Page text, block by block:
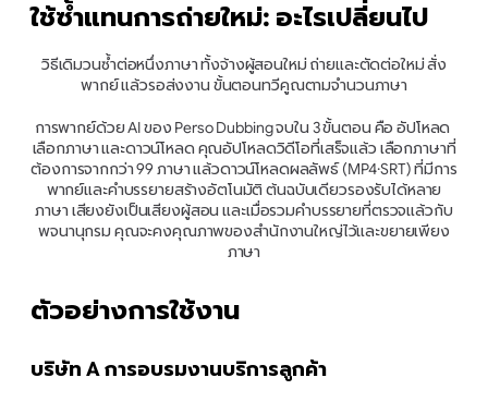
ใช้ซ้ำแทนการถ่ายใหม่: อะไรเปลี่ยนไป
วิธีเดิมวนซ้ำต่อหนึ่งภาษา ทั้งจ้างผู้สอนใหม่ ถ่ายและตัดต่อใหม่ สั่ง
พากย์ แล้วรอส่งงาน ขั้นตอนทวีคูณตามจำนวนภาษา
การพากย์ด้วย AI ของ Perso Dubbing จบใน 3 ขั้นตอน คือ อัปโหลด
เลือกภาษา และดาวน์โหลด คุณอัปโหลดวิดีโอที่เสร็จแล้ว เลือกภาษาที่
ต้องการจากกว่า 99 ภาษา แล้วดาวน์โหลดผลลัพธ์ (MP4·SRT) ที่มีการ
พากย์และคำบรรยายสร้างอัตโนมัติ ต้นฉบับเดียวรองรับได้หลาย
ภาษา เสียงยังเป็นเสียงผู้สอน และเมื่อรวมคำบรรยายที่ตรวจแล้วกับ
พจนานุกรม คุณจะคงคุณภาพของสำนักงานใหญ่ไว้และขยายเพียง
ภาษา
ตัวอย่างการใช้งาน
บริษัท A การอบรมงานบริการลูกค้า